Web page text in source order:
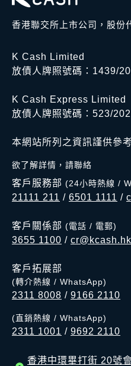
香港聯交所上市公司，股份
K Cash Limited
放債人牌照號碼：1439/
K Cash Express Limited
放債人牌照號碼：523/
本網站所列之資訊謹供參
欲了解詳情，請聯絡
客戶服務部 (24小時熱線 /
21111 211 / 6501 1111 /
客戶關係部 (電話 / 電郵)
3655 1100 / cr@kcash.hk
客戶拓展部
(轉介熱線 / WhatsApp)
2311 8008 / 9166 2110
(直銷熱線 / WhatsApp)
2311 1001 / 9692 2110
香港中環畢打街 20號